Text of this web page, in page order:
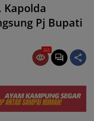
Kapolda
Pj Bupati
265